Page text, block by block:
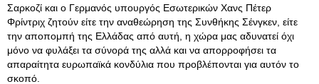
Σαρκοζί και ο Γερμανός υπουργός Εσωτερικών Χανς Πέτερ
Φρίντριχ ζητούν είτε την αναθεώρηση της Συνθήκης Σένγκεν, είτε
την αποπομπή της Ελλάδας από αυτή, η χώρα μας αδυνατεί όχι
μόνο να φυλάξει τα σύνορά της αλλά και να απορροφήσει τα
απαραίτητα ευρωπαϊκά κονδύλια που προβλέπονται για αυτόν το
σκοπό.